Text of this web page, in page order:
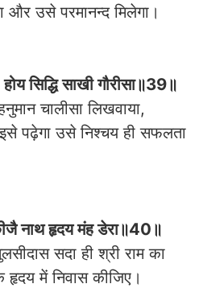
उसे परमानन्द मिलेगा।
सिद्धि साखी गौरीसा॥39॥
चालीसा लिखवाया,
पढ़ेगा उसे निश्चय ही सफलता
नाथ हृदय मंह डेरा॥40॥
सदा ही श्री राम का
में निवास कीजिए।